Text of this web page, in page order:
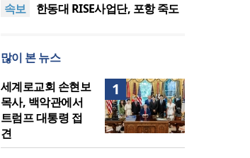
속보
위해 합심
희망의 미래를 향하여”
한동대 RISE사업단, 포항 죽도
대전 유치
신학의 방향은?
느헤미야 연합기도회, ‘왕의 기
도’로 나라·한국교회·다음세대
위해 합심
세기총 “자유를 지키며 하나 된
희망의 미래를 향하여”
많이 본 뉴스
1
세계로교회 손현보
목사, 백악관에서
트럼프 대통령 접
견